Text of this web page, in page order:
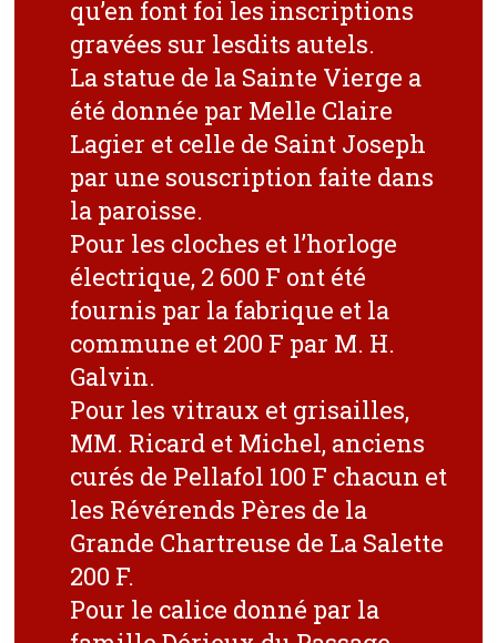
qu’en font foi les inscriptions
gravées sur lesdits autels.
La statue de la Sainte Vierge a
été donnée par Melle Claire
Lagier et celle de Saint Joseph
par une souscription faite dans
la paroisse.
Pour les cloches et l’horloge
électrique, 2 600 F ont été
fournis par la fabrique et la
commune et 200 F par M. H.
Galvin.
Pour les vitraux et grisailles,
MM. Ricard et Michel, anciens
curés de Pellafol 100 F chacun et
les Révérends Pères de la
Grande Chartreuse de La Salette
200 F.
Pour le calice donné par la